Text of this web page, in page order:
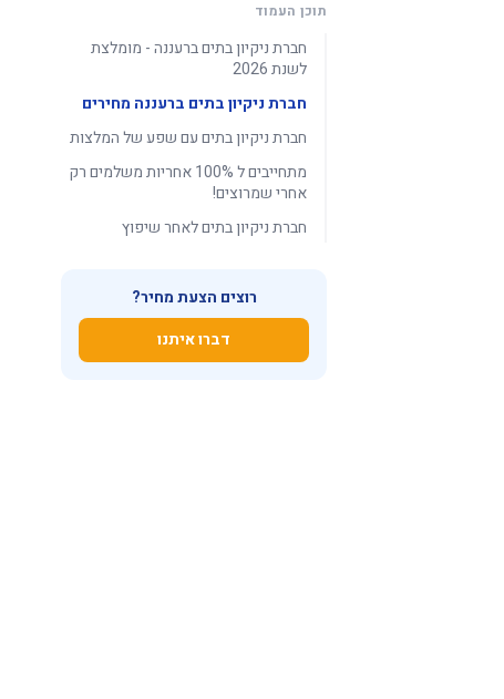
תוכן העמוד
חברת ניקיון בתים ברעננה - מומלצת
לשנת 2026
חברת ניקיון בתים ברעננה מחירים
חברת ניקיון בתים עם שפע של המלצות
מתחייבים ל 100% אחריות משלמים רק
אחרי שמרוצים!
חברת ניקיון בתים לאחר שיפוץ
רוצים הצעת מחיר?
דברו איתנו